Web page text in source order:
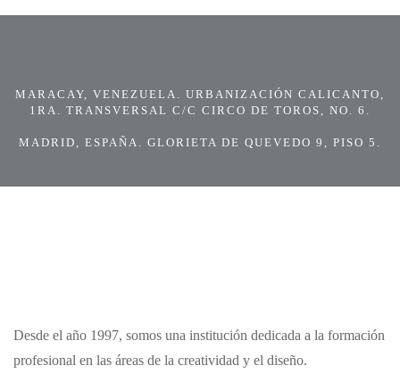
MARACAY, VENEZUELA. URBANIZACIÓN CALICANTO,
1RA. TRANSVERSAL C/C CIRCO DE TOROS, NO. 6.
MADRID, ESPAÑA. GLORIETA DE QUEVEDO 9, PISO 5.
Desde el año 1997, somos una institución dedicada a la formación
profesional en las áreas de la creatividad y el diseño.